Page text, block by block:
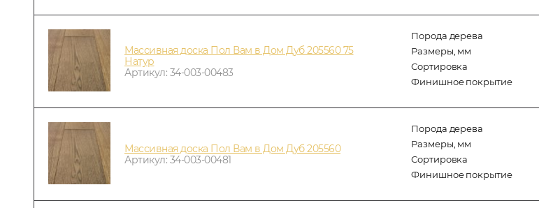
Массивная доска Пол Вам в Дом Дуб 205560 75
Натур
Артикул: 34-003-00483
Порода дерева
Размеры, мм
Сортировка
Финишное покрытие
Массивная доска Пол Вам в Дом Дуб 205560
Артикул: 34-003-00481
Порода дерева
Размеры, мм
Сортировка
Финишное покрытие